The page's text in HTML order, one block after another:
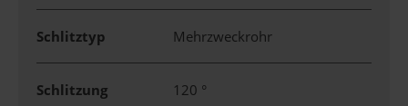
Schlitztyp Mehrzweckrohr
Schlitzung 120 °